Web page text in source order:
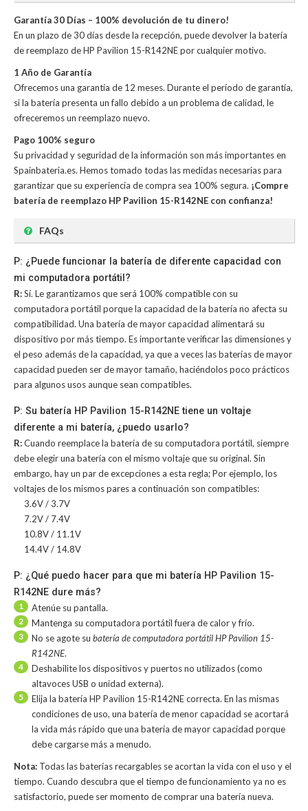
Garantía 30 Días – 100% devolución de tu dinero!
En un plazo de 30 días desde la recepción, puede devolver la batería
de reemplazo de HP Pavilion 15-R142NEpor cualquier motivo.
1 Año de Garantía
Ofrecemos una garantía de 12 meses. Durante el período de garantía,
si la batería presenta un fallo debido a un problema de calidad, le
ofreceremos un reemplazo nuevo.
Pago 100% seguro
Su privacidad y seguridad de la información son más importantes en
Spainbateria.es. Hemos tomado todas las medidas necesarias para
garantizar que su experiencia de compra sea 100% segura. ¡Compre
batería de reemplazo HP Pavilion 15-R142NE con confianza!
FAQs
P: ¿Puede funcionar la batería de diferente capacidad con
mi computadora portátil?
R:Sí. Le garantizamos que será 100% compatible con su
computadora portátil porque la capacidad de la batería no afecta su
compatibilidad. Una batería de mayor capacidad alimentará su
dispositivo por más tiempo. Es importante verificar las dimensiones y
el peso además de la capacidad, ya que a veces las baterías de mayor
capacidad pueden ser de mayor tamaño, haciéndolos poco prácticos
para algunos usos aunque sean compatibles.
P: Su batería HP Pavilion 15-R142NE tiene un voltaje
diferente a mi batería, ¿puedo usarlo?
R:Cuando reemplace la batería de su computadora portátil, siempre
debe elegir una batería con el mismo voltaje que su original. Sin
embargo, hay un par de excepciones a esta regla; Por ejemplo, los
voltajes de los mismos pares a continuación son compatibles:
3.6V / 3.7V
7.2V / 7.4V
10.8V / 11.1V
14.4V / 14.8V
P: ¿Qué puedo hacer para que mi batería HP Pavilion 15-
R142NE dure más?
1 Atenúe su pantalla.
2 Mantenga su computadora portátil fuera de calor y frío.
3 No se agote su batería de computadora portátil HP Pavilion 15-
R142NE.
4
Deshabilite los dispositivos y puertos no utilizados (como
altavoces USB o unidad externa).
5
Elija la batería HP Pavilion 15-R142NE correcta. En las mismas
condiciones de uso, una batería de menor capacidad se acortará
la vida más rápido que una batería de mayor capacidad porque
debe cargarse más a menudo.
Nota: Todas las baterías recargables se acortan la vida con el uso y el
tiempo. Cuando descubra que el tiempo de funcionamiento ya no es
satisfactorio, puede ser momento de comprar una batería nueva.